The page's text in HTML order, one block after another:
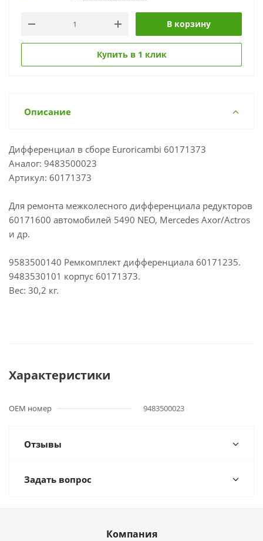
В корзину
Купить в 1 клик
Описание
Дифференциал в сборе Euroricambi 60171373
Аналог: 9483500023
Артикул: 60171373
Для ремонта межколесного дифференциала редукторов
60171600 автомобилей 5490 NEO, Mercedes Axor/Actros
и др.
9583500140 Ремкомплект дифференциала 60171235.
9483530101 корпус 60171373.
Вес: 30,2 кг.
Характеристики
OEM номер 9483500023
Отзывы
Задать вопрос
Компания